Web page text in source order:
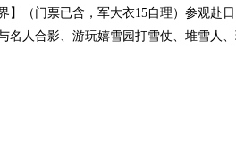
（门票已含，军大衣15自理）参观赴
名人合影、游玩嬉雪园打雪仗、堆雪人